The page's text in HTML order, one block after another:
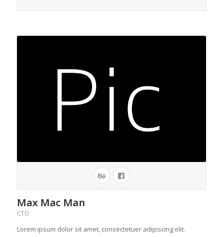
Max Mac Man
CTO
Lorem ipsum dolor sit amet, consectetuer adipiscing elit.